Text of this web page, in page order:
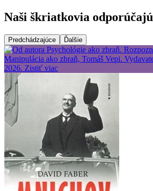
Naši škriatkovia odporúčajú
Predchádzajúce Ďalšie